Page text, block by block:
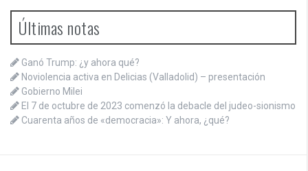
Últimas notas
Ganó Trump: ¿y ahora qué?
Noviolencia activa en Delicias (Valladolid) – presentación
Gobierno Milei
El 7 de octubre de 2023 comenzó la debacle del judeo-sionismo
Cuarenta años de «democracia»: Y ahora, ¿qué?